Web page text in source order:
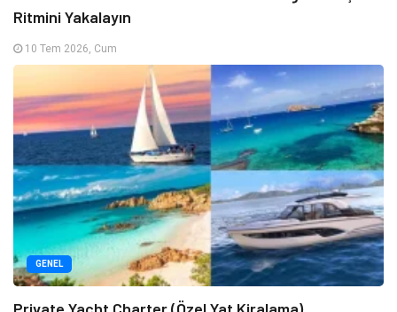
Ritmini Yakalayın
10 Tem 2026, Cum
GENEL